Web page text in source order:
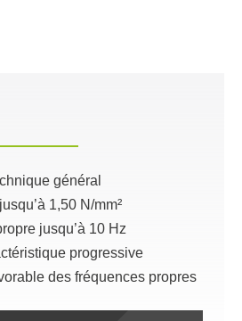
général
1,50 N/mm²
jusqu’à 10 Hz
progressive
des fréquences propres